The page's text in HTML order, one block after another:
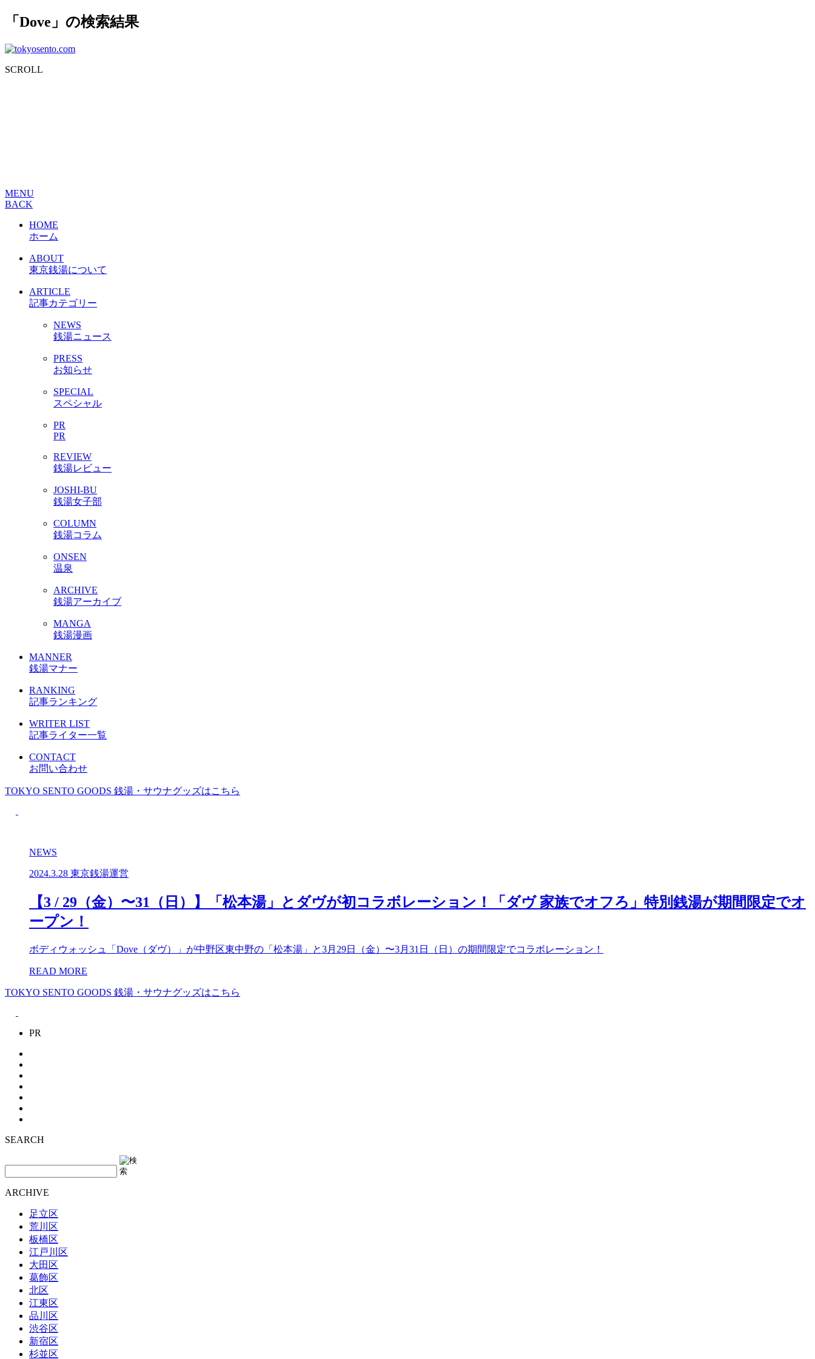
「Dove」の検索結果
SCROLL
MENU
BACK
HOME
ホーム
ABOUT
東京銭湯について
ARTICLE
記事カテゴリー
NEWS
銭湯ニュース
PRESS
お知らせ
SPECIAL
スペシャル
PR
PR
REVIEW
銭湯レビュー
JOSHI-BU
銭湯女子部
COLUMN
銭湯コラム
ONSEN
温泉
ARCHIVE
銭湯アーカイブ
MANGA
銭湯漫画
MANNER
銭湯マナー
RANKING
記事ランキング
WRITER LIST
記事ライター一覧
CONTACT
お問い合わせ
TOKYO SENTO GOODS 銭湯・サウナグッズはこちら
NEWS
2024.3.28 東京銭湯運営
【3 / 29（金）〜31（日）】「松本湯」とダヴが初コラボレーション！「ダヴ 家族でオフろ」特別銭湯が期間限定でオ
ープン！
ボディウォッシュ「Dove（ダヴ）」が中野区東中野の「松本湯」と3月29日（金）〜3月31日（日）の期間限定でコラボレーション！
READ MORE
TOKYO SENTO GOODS 銭湯・サウナグッズはこちら
PR
SEARCH
ARCHIVE
足立区
荒川区
板橋区
江戸川区
大田区
葛飾区
北区
江東区
品川区
渋谷区
新宿区
杉並区